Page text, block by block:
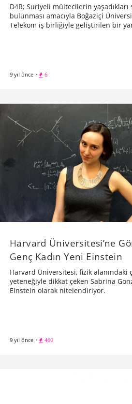
D4R; Suriyeli mültecilerin
bulunması amacıyla Boğaziçi
Telekom iş birliğiyle geliştirilen bir
9 yıl önce · 6
Harvard Üniversitesi’ne
Genç Kadın Yeni Einstein
Harvard Üniversitesi, fizik alanındaki
yeteneğiyle dikkat çeken Sabrina
Einstein olarak nitelendiriyor.
9 yıl önce · 460